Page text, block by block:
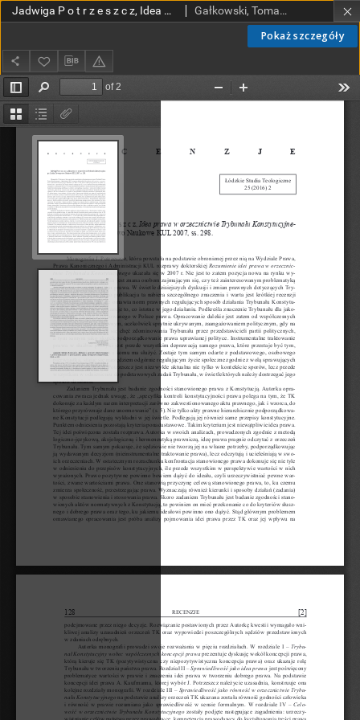
Pokaż szczegóły
Jadwiga P o t r z e s z c z, Idea prawa w orzecznictwie Trybunału Konstytucyjnego, Lublin: Towarzystwo Naukowe KUL 2007 (recenzja) Gałkowski, Tomasz, CP.